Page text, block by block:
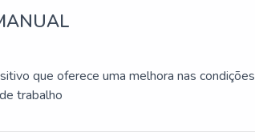
que oferece uma melhora nas condições
trabalho